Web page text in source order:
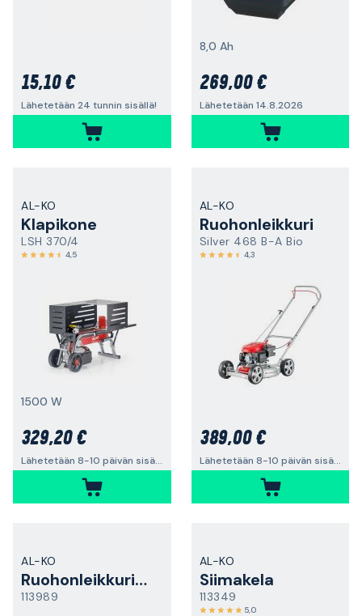
15,10 €
Lähetetään 24 tunnin sisällä!
8,0 Ah
269,00 €
Lähetetään 14.8.2026
AL-KO
Klapikone
LSH 370/4
4,5
1500 W
329,20 €
Lähetetään 8-10 päivän sisällä
AL-KO
Ruohonleikkuri
Silver 468 B-A Bio
4,3
389,00 €
Lähetetään 8-10 päivän sisällä
AL-KO
Ruohonleikkurin terä
113989
AL-KO
Siimakela
113349
5,0